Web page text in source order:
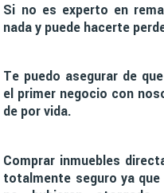
Si no es experto en
nada y puede hacerte
Te puedo asegurar de
el primer negocio con
de por vida.
Comprar inmuebles
totalmente seguro ya